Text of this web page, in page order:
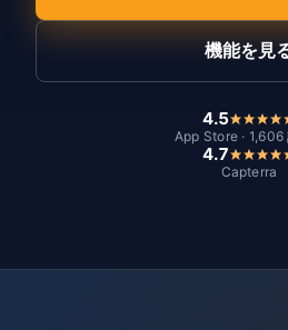
機能を見
4.5
App Store · 1,606
4.7
Capterra